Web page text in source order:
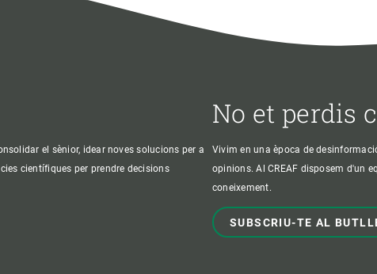
el sènior, idear noves solucions per a
científiques per prendre decisions
No et perdis
Vivim en una època de
opinions. Al CREAF disposem d'un
coneixement.
SUBSCRIU-TE AL